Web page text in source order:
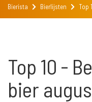
Bierista Bierlijsten Top
Top 10 -
bier